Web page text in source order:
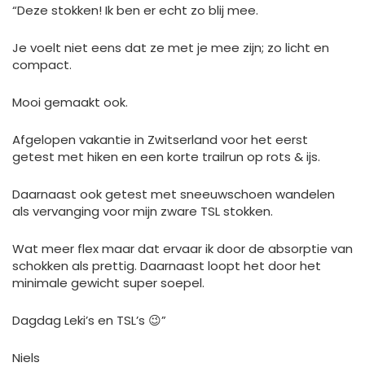
“Deze stokken! Ik ben er echt zo blij mee.
Je voelt niet eens dat ze met je mee zijn; zo licht en
compact.
Mooi gemaakt ook.
Afgelopen vakantie in Zwitserland voor het eerst
getest met hiken en een korte trailrun op rots & ijs.
Daarnaast ook getest met sneeuwschoen wandelen
als vervanging voor mijn zware TSL stokken.
Wat meer flex maar dat ervaar ik door de absorptie van
schokken als prettig. Daarnaast loopt het door het
minimale gewicht super soepel.
Dagdag Leki’s en TSL’s 😉”
Niels